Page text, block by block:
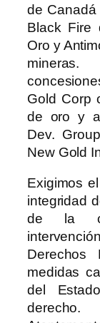
de Canadá
Black Fire
Oro y
Gold Corp
de oro y
Dev.
New Gold
Exigimos
integridad
de la
medidas
del
derecho.